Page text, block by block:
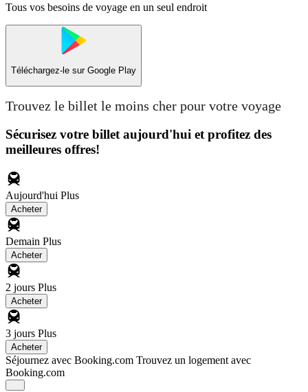
Tous vos besoins de voyage en un seul endroit
Téléchargez-le sur Google Play
Trouvez le billet le moins cher pour votre voyage
Sécurisez votre billet aujourd'hui et profitez des
meilleures offres!
Aujourd'hui Plus
Acheter
Demain Plus
Acheter
2 jours Plus
Acheter
3 jours Plus
Acheter
Séjournez avec Booking.com Trouvez un logement avec
Booking.com